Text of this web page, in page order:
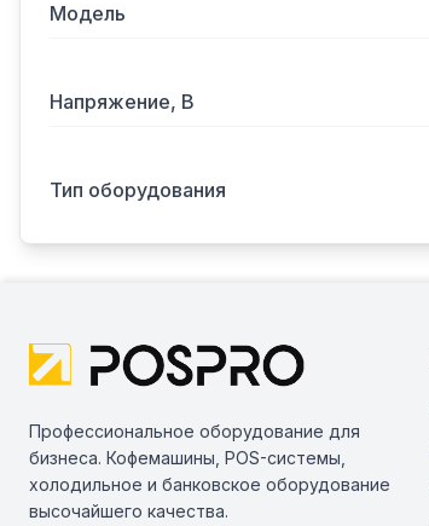
Модель
Напряжение, В
Тип оборудования
Профессиональное оборудование для
бизнеса. Кофемашины, POS-системы,
холодильное и банковское оборудование
высочайшего качества.